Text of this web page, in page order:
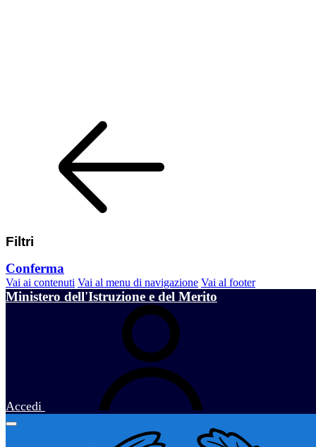
Filtri
Conferma
Vai ai contenuti Vai al menu di navigazione Vai al footer
Ministero dell'Istruzione e del Merito
Accedi